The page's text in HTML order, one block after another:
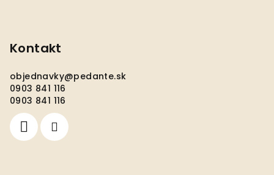
Kontakt
objednavky@pedante.sk
0903 841 116
0903 841 116